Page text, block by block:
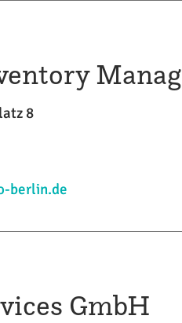
8
berlin.de
GmbH